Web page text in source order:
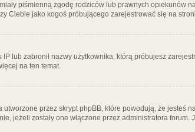
piśmienną zgodę rodziców lub prawnych opiekunów
Ciebie jako kogoś próbującego zarejestrować się na
lub zabronił nazwy użytkownika, którą próbujesz
na ten temat.
utworzone przez skrypt phpBB, które powodują, że jesteś
jeżeli zostały one włączone przez administratora